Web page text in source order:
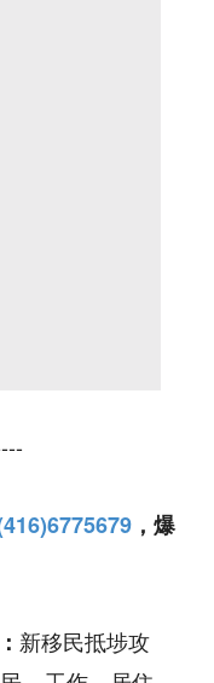
，爆
新移民抵埗攻